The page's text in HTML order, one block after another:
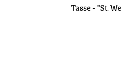
Tasse - "St.